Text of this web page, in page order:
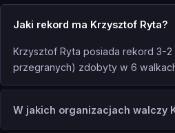
Jaki rekord ma Krzysztof Ryta?
Krzysztof Ryta posiada rekord 3-2
przegranych) zdobyty w 6
W jakich organizacjach walczy